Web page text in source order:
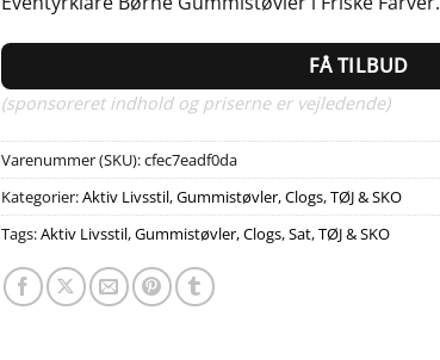
FÅ TILBUD
(sponsoreret indhold og priserne er vejledende)
Varenummer (SKU):cfec7eadf0da
Kategorier:Aktiv Livsstil,Gummistøvler, Clogs,TØJ & SKO
Tags:Aktiv Livsstil,Gummistøvler, Clogs,Sat,TØJ & SKO